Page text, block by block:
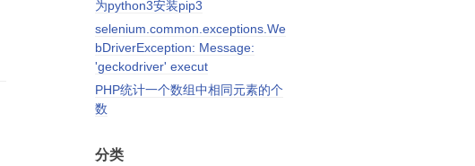
为python3安装pip3
selenium.common.exceptions.We
bDriverException: Message:
'geckodriver' execut
PHP统计一个数组中相同元素的个
数
分类